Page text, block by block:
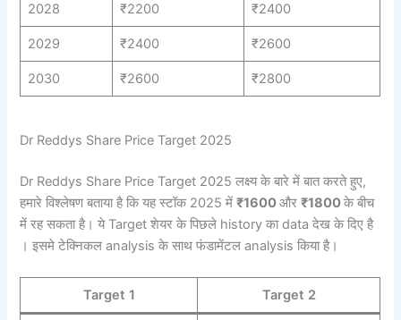
2028 ₹2200 ₹2400
2029 ₹2400 ₹2600
2030 ₹2600 ₹2800
Dr Reddys Share Price Target 2025
Dr Reddys Share Price Target 2025 लक्ष्य के बारे में बात करते हुए,
हमारे विश्लेषण बताया है कि यह स्टॉक 2025 में₹1600और₹1800के बीच
में रह सकता है। ये Target शेयर के पिछले history का data देख के दिए है
। इसमे टेक्निकल analysis के साथ फंडामेंटल analysis किया है।
Target 1 Target 2